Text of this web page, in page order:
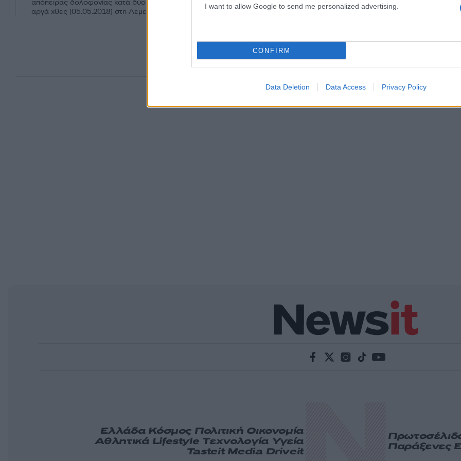
I want to allow Google to send me personalized advertising.
CONFIRM
Data Deletion Data Access Privacy Policy
απόπειρας δολοφονίας κατά δύο αστυνομικών στη διάρκεια καταδίωξης
αργά χθες (05.05.2018) στη Λεμεσό.
Ελλάδα Κόσμος Πολιτική Οικονομία
Αθλητικά Lifestyle Τεχνολογία Υγεία
Tasteit Media Driveit
Παράξενες